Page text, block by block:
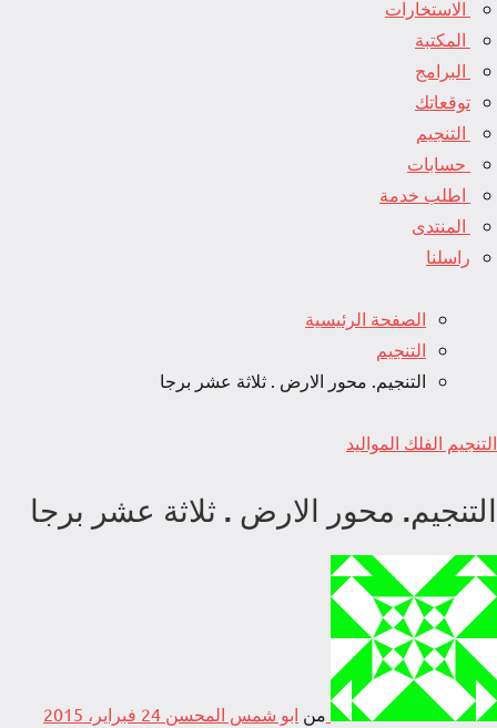
الاستخارات
المكتبة
البرامج
توقعاتك
التنجيم
حسابات
اطلب خدمة
المنتدى
راسلنا
الصفحة الرئيسية
التنجيم
التنجيم. محور الارض . ثلاثة عشر برجا
التنجيم الفلك المواليد
التنجيم. محور الارض . ثلاثة عشر برجا
من ابو شمس المحسن 24 فبراير، 2015